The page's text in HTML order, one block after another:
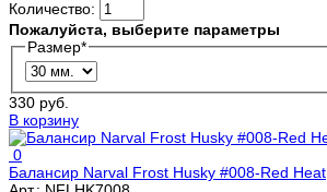
Количество:
Пожалуйста, выберите параметры
Размер*
330 руб.
В корзину
0
Балансир Narval Frost Husky #008-Red Heat